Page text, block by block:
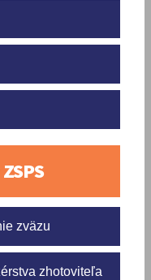
ZSPS
zväzu
zhotoviteľa